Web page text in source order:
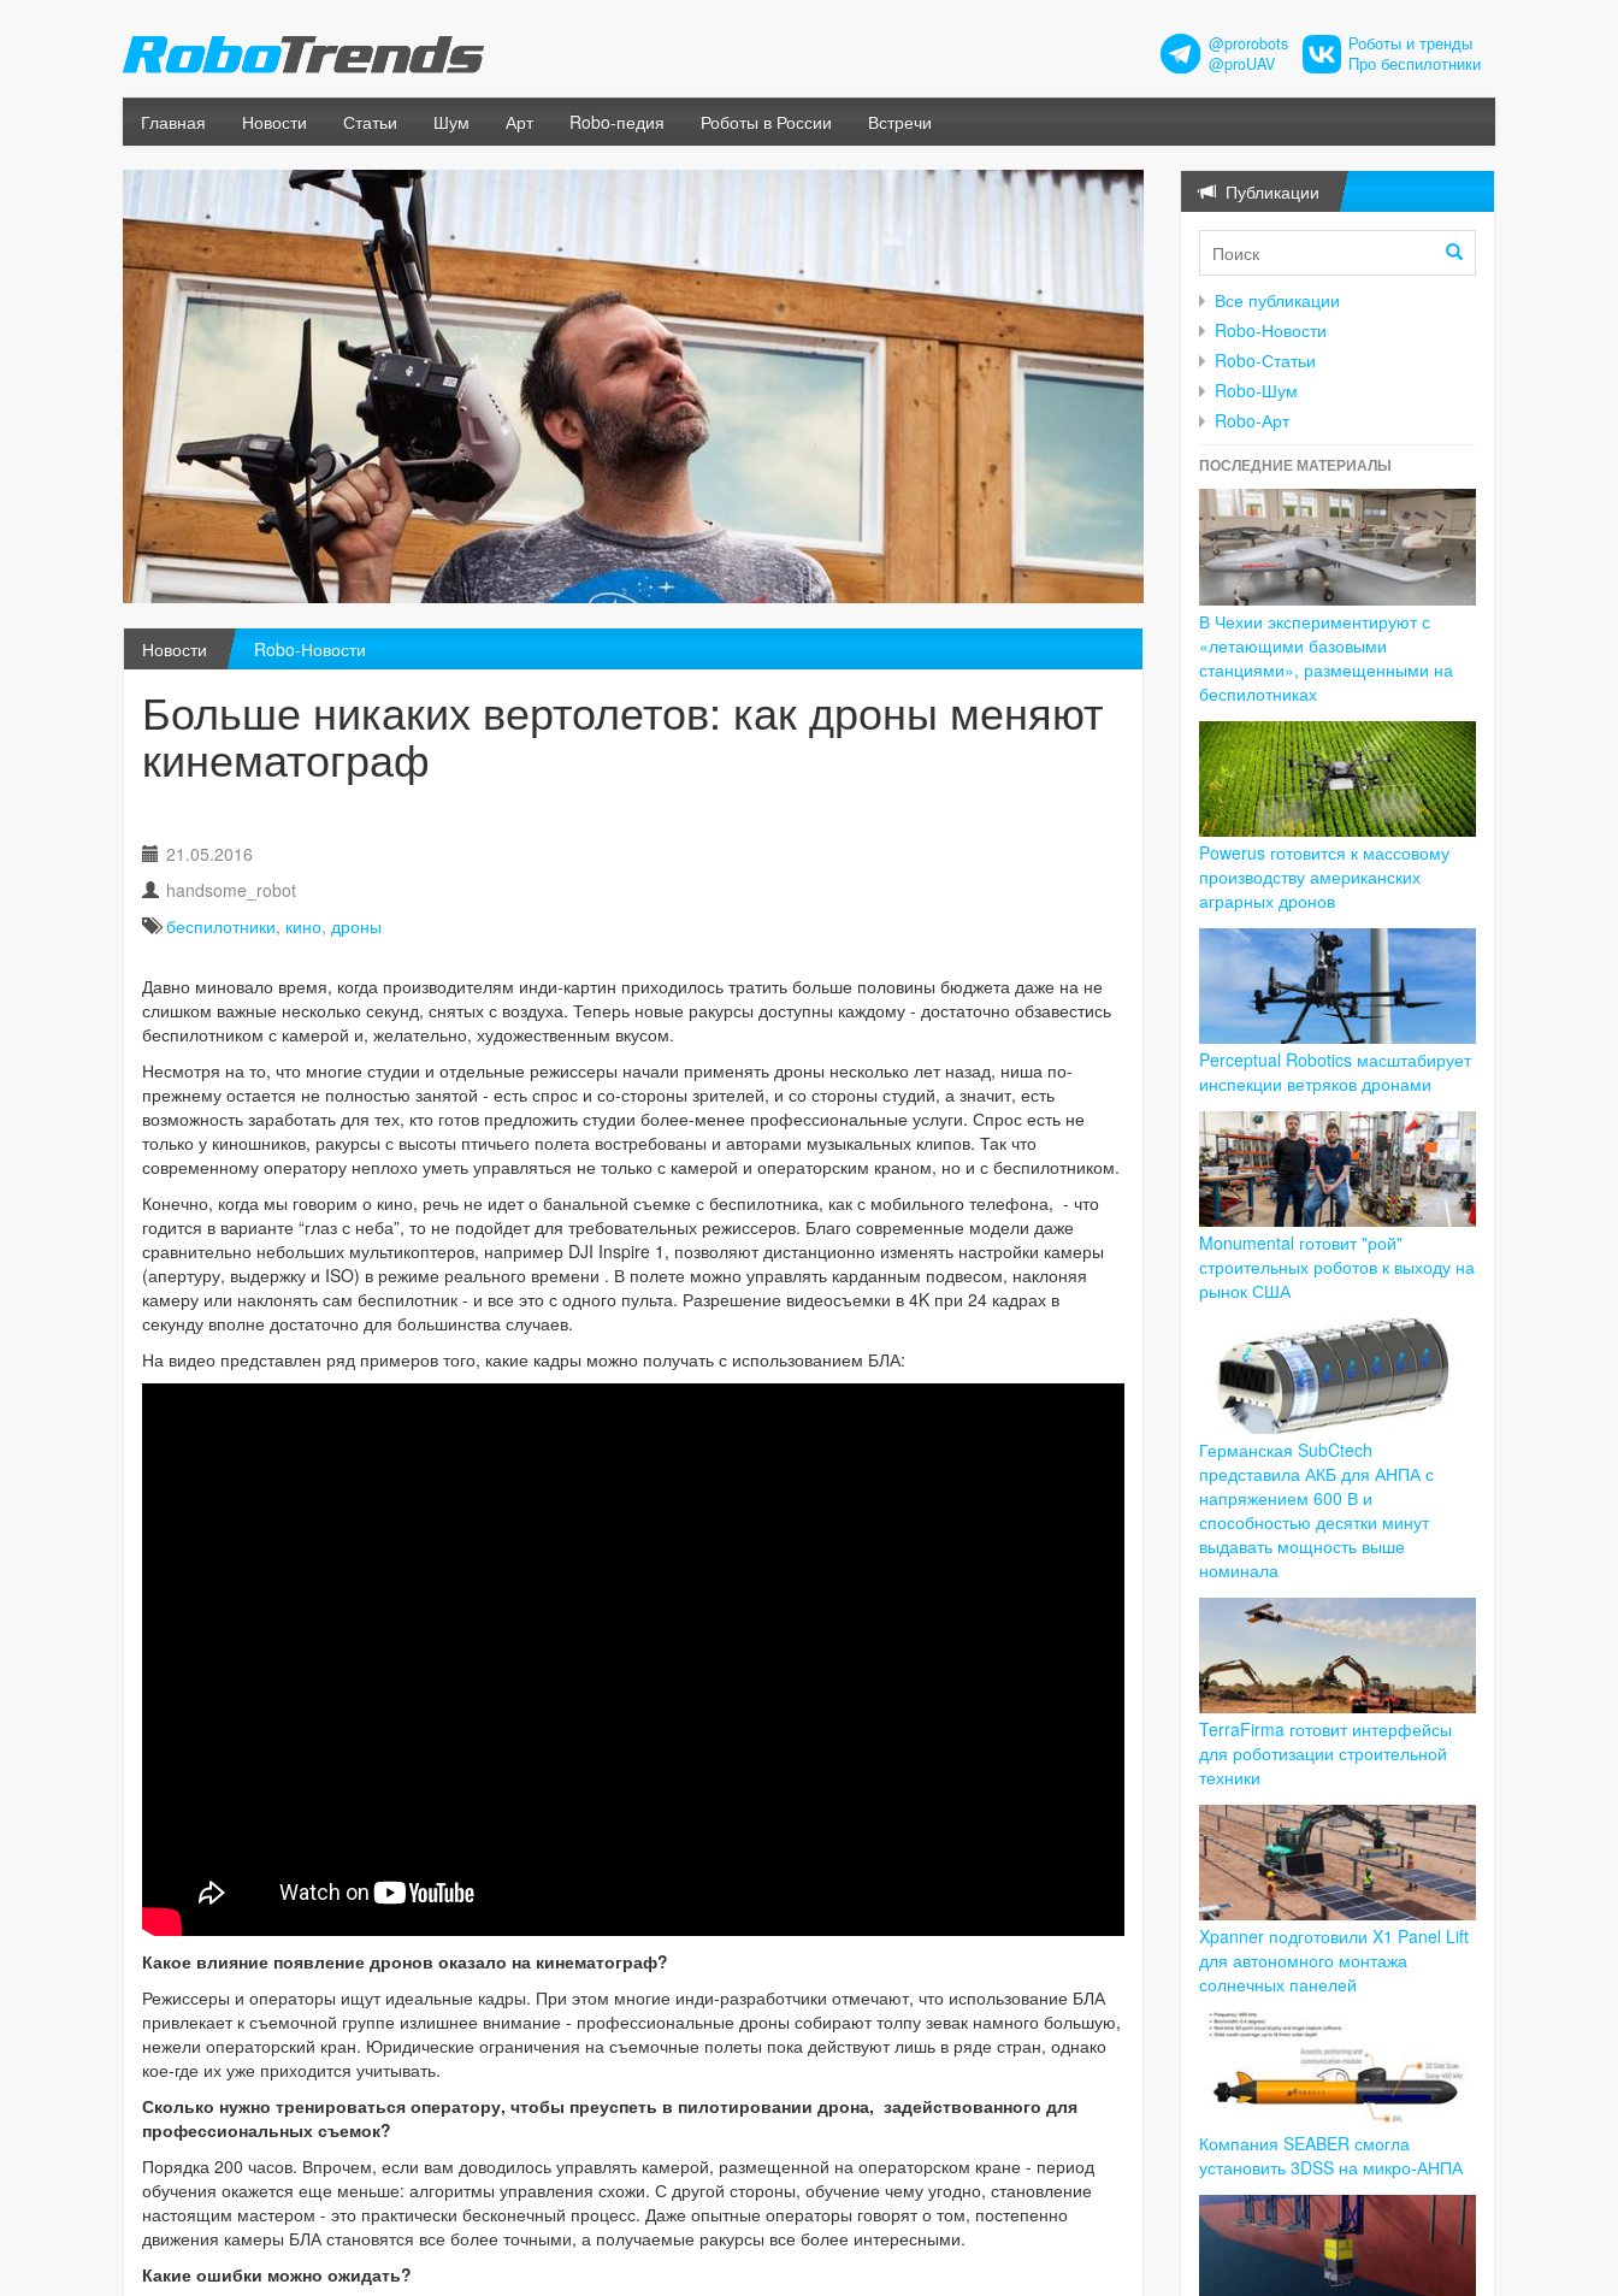
@prorobots
@proUAV
Роботы и тренды
Про беспилотники
Главная Новости Статьи Шум Арт Robo-педия Роботы в России Встречи
Новости Robo-Новости
Больше никаких вертолетов: как дроны меняют
кинематограф
21.05.2016
handsome_robot
беспилотники, кино, дроны
Давно миновало время, когда производителям инди-картин приходилось тратить больше половины бюджета даже на не
слишком важные несколько секунд, снятых с воздуха. Теперь новые ракурсы доступны каждому - достаточно обзавестись
беспилотником с камерой и, желательно, художественным вкусом.
Несмотря на то, что многие студии и отдельные режиссеры начали применять дроны несколько лет назад, ниша по-
прежнему остается не полностью занятой - есть спрос и со-стороны зрителей, и со стороны студий, а значит, есть
возможность заработать для тех, кто готов предложить студии более-менее профессиональные услуги. Спрос есть не
только у киношников, ракурсы с высоты птичьего полета востребованы и авторами музыкальных клипов. Так что
современному оператору неплохо уметь управляться не только с камерой и операторским краном, но и с беспилотником.
Конечно, когда мы говорим о кино, речь не идет о банальной съемке с беспилотника, как с мобильного телефона, - что
годится в варианте “глаз с неба”, то не подойдет для требовательных режиссеров. Благо современные модели даже
сравнительно небольших мультикоптеров, например DJI Inspire 1, позволяют дистанционно изменять настройки камеры
(апертуру, выдержку и ISO) в режиме реального времени . В полете можно управлять карданным подвесом, наклоняя
камеру или наклонять сам беспилотник - и все это с одного пульта. Разрешение видеосъемки в 4K при 24 кадрах в
секунду вполне достаточно для большинства случаев.
На видео представлен ряд примеров того, какие кадры можно получать с использованием БЛА:
Какое влияние появление дронов оказало на кинематограф?
Режиссеры и операторы ищут идеальные кадры. При этом многие инди-разработчики отмечают, что использование БЛА
привлекает к съемочной группе излишнее внимание - профессиональные дроны собирают толпу зевак намного большую,
нежели операторский кран. Юридические ограничения на съемочные полеты пока действуют лишь в ряде стран, однако
кое-где их уже приходится учитывать.
Сколько нужно тренироваться оператору, чтобы преуспеть в пилотировании дрона, задействованного для
профессиональных съемок?
Порядка 200 часов. Впрочем, если вам доводилось управлять камерой, размещенной на операторском кране - период
обучения окажется еще меньше: алгоритмы управления схожи. С другой стороны, обучение чему угодно, становление
настоящим мастером - это практически бесконечный процесс. Даже опытные операторы говорят о том, постепенно
движения камеры БЛА становятся все более точными, а получаемые ракурсы все более интересными.
Какие ошибки можно ожидать?
Публикации
Все публикации
Robo-Новости
Robo-Статьи
Robo-Шум
Robo-Арт
ПОСЛЕДНИЕ МАТЕРИАЛЫ
В Чехии экспериментируют с
«летающими базовыми
станциями», размещенными на
беспилотниках
Powerus готовится к массовому
производству американских
аграрных дронов
Perceptual Robotics масштабирует
инспекции ветряков дронами
Monumental готовит "рой"
строительных роботов к выходу на
рынок США
Германская SubCtech
представила АКБ для АНПА с
напряжением 600 В и
способностью десятки минут
выдавать мощность выше
номинала
TerraFirma готовит интерфейсы
для роботизации строительной
техники
Xpanner подготовили X1 Panel Lift
для автономного монтажа
солнечных панелей
Компания SEABER смогла
установить 3DSS на микро-АНПА